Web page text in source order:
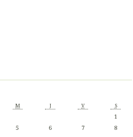
M J V S
1
5 6 7
8